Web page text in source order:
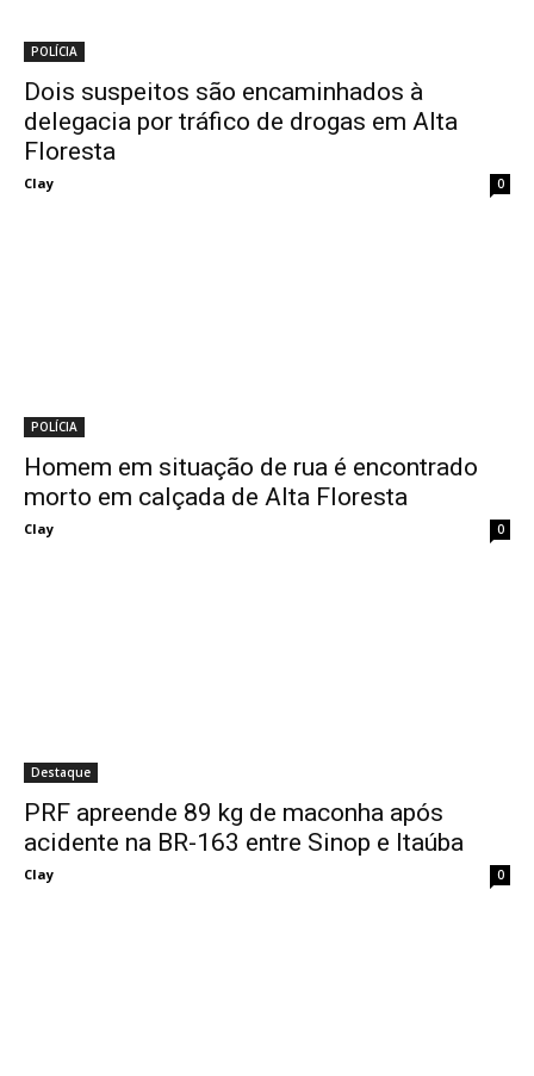
POLÍCIA
Dois suspeitos são encaminhados à
delegacia por tráfico de drogas em Alta
Floresta
Clay 0
POLÍCIA
Homem em situação de rua é encontrado
morto em calçada de Alta Floresta
Clay 0
Destaque
PRF apreende 89 kg de maconha após
acidente na BR-163 entre Sinop e Itaúba
Clay 0